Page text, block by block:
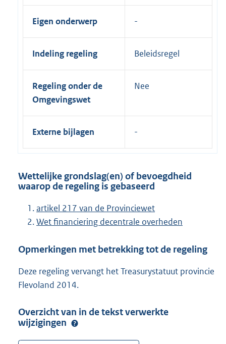
Eigen onderwerp
Indeling regeling Beleidsregel
Regeling onder de
Omgevingswet
Nee
Externe bijlagen
Wettelijke grondslag(en) of bevoegdheid
waarop de regeling is gebaseerd
artikel 217 van de Provinciewet
Wet financiering decentrale overheden
Opmerkingen met betrekking tot de regeling
Deze regeling vervangt het Treasurystatuut provincie
Flevoland 2014.
Overzicht van in de tekst verwerkte
wijzigingen